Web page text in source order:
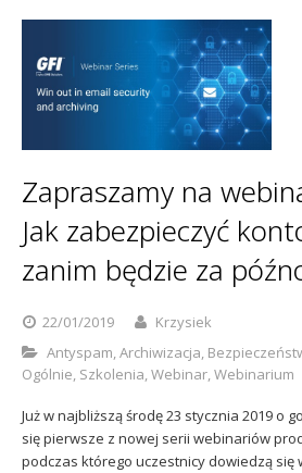
Zapraszamy na
Jak zabezpieczyć
zanim będzie za
22/01/2019
Krzysiek
Antyspam,Archiwizacja,
Ogólnie, Szkolenia,Webinar,Webinarium
Już w najbliższą środę 23 stycznia 2019 o
się pierwsze z nowej serii webinariów
podczas którego uczestnicy dowiedzą się